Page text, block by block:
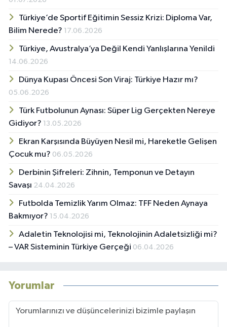
Türkiye’de Sportif Eğitimin Sessiz Krizi: Diploma Var,
Bilim Nerede? 17.06.2026
Türkiye, Avustralya’ya Değil Kendi Yanlışlarına Yenildi
14.06.2026
Dünya Kupası Öncesi Son Viraj: Türkiye Hazır mı?
05.06.2026
Türk Futbolunun Aynası: Süper Lig Gerçekten Nereye
Gidiyor? 13.05.2026
Ekran Karşısında Büyüyen Nesil mi, Hareketle Gelişen
Çocuk mu? 06.05.2026
Derbinin Şifreleri: Zihnin, Temponun ve Detayın
Savaşı 24.04.2026
Futbolda Temizlik Yarım Olmaz: TFF Neden Aynaya
Bakmıyor? 15.04.2026
Adaletin Teknolojisi mi, Teknolojinin Adaletsizliği mi?
– VAR Sisteminin Türkiye Gerçeği 06.04.2026
Yorumlar